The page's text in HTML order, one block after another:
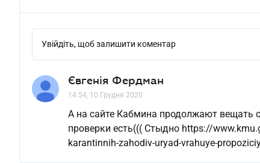
Увійдіть, щоб залишити коментар
Євгенія Фердман
14.54, 10 Грудня 2020
А на сайте Кабмина продолжают вещать
проверки есть((( Стыдно https://
karantinnih-zahodiv-uryad-vrahuye-